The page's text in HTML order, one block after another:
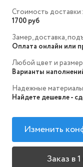
Стоимость доставки:
1700 руб
Замер, доставка,
Оплата онлайн или
Любой цвет и размер
Варианты
Надежные
Найдете дешевле -
Изменить
Заказ в